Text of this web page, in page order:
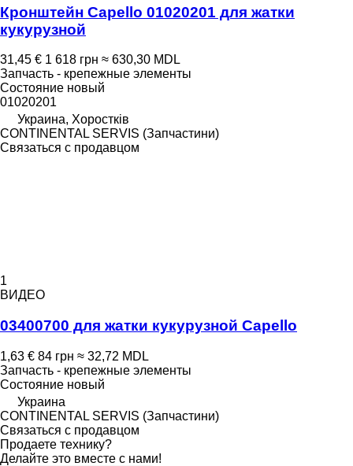
Кронштейн Capello 01020201 для жатки
кукурузной
31,45 € 1 618 грн ≈ 630,30 MDL
Запчасть - крепежные элементы
Состояние новый
01020201
Украина, Хоростків
CONTINENTAL SERVIS (Запчастини)
Связаться с продавцом
1
ВИДЕО
03400700 для жатки кукурузной Capello
1,63 € 84 грн ≈ 32,72 MDL
Запчасть - крепежные элементы
Состояние новый
Украина
CONTINENTAL SERVIS (Запчастини)
Связаться с продавцом
Продаете технику?
Делайте это вместе с нами!